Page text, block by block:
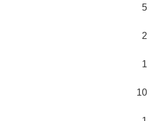
5
2
1
10